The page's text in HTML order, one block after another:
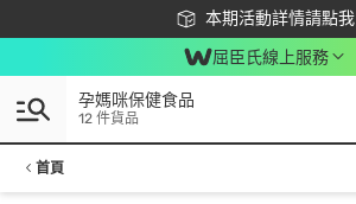
本期活動詳情請點我
下載app最高回饋$350
屈臣氏線上服務
孕媽咪保健食品
12 件貨品
首頁